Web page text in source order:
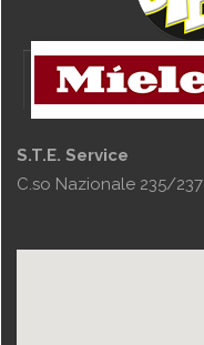
S.T.E. Service
C.so Nazionale 235/